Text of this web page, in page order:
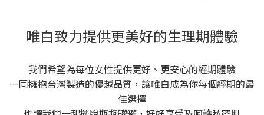
唯白致力提供更美好的生理期體驗
我們希望為每位女性提供更好、更安心的經期體驗
一同擁抱台灣製造的優越品質，讓唯白成為你每個經期的最
佳選擇